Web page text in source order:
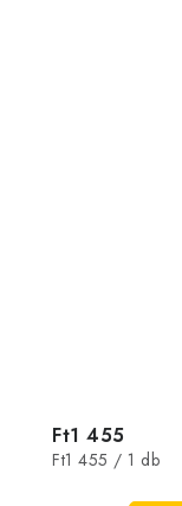
Ft1 455
Egységár:
Ft1 455 / 1 db